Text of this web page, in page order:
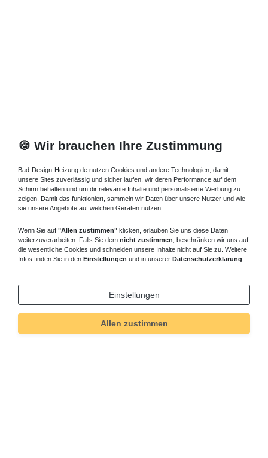
🍪 Wir brauchen Ihre Zustimmung
Bad-Design-Heizung.de nutzen Cookies und andere Technologien, damit
unsere Sites zuverlässig und sicher laufen, wir deren Performance auf dem
Schirm behalten und um dir relevante Inhalte und personalisierte Werbung zu
zeigen. Damit das funktioniert, sammeln wir Daten über unsere Nutzer und wie
sie unsere Angebote auf welchen Geräten nutzen.
Wenn Sie auf "Allen zustimmen" klicken, erlauben Sie uns diese Daten
weiterzuverarbeiten. Falls Sie dem nicht zustimmen , beschränken wir uns auf
die wesentliche Cookies und schneiden unsere Inhalte nicht auf Sie zu. Weitere
Infos finden Sie in den Einstellungen und in unserer Datenschutzerklärung
Einstellungen
Allen zustimmen